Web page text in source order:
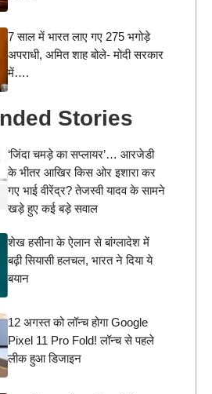
7 साल में भारत लाए गए 275 भगोड़े
अपराधी, अमित शाह बोले- मोदी सरकार
में….
Stories
‘जिंदा चमड़े का सप्लायर’… आरजेडी
के भीतर आखिर किस ओर इशारा कर
गए भाई वीरेंद्र? तेजस्वी यादव के सामने
खड़े हुए कई बड़े सवाल
शेख हसीना के ऐलान से बांग्लादेश में
बढ़ी सियासी हलचल, भारत ने दिया ये
बयान
12 अगस्त को लॉन्च होगा Google
Pixel 11 Pro Fold! लॉन्च से पहले
लीक हुआ डिजाइन